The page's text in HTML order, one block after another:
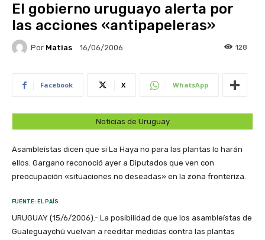
El gobierno uruguayo alerta por
las acciones «antipapeleras»
Por Matias 16/06/2006 128
Facebook X WhatsApp
Noticias de Uruguay
Asambleístas dicen que si La Haya no para las plantas lo harán
ellos. Gargano reconoció ayer a Diputados que ven con
preocupación «situaciones no deseadas» en la zona fronteriza.
FUENTE: EL PAÍS
URUGUAY (15/6/2006).- La posibilidad de que los asambleístas de
Gualeguaychú vuelvan a reeditar medidas contra las plantas